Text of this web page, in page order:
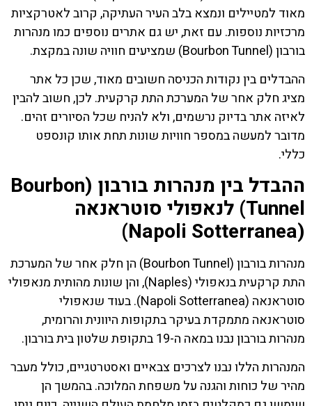
מאוד למטיילים ונמצא בלב העיר העתיקה, קרוב לאטרקציות
מרכזיות נוספות. עם זאת, יש גם אתרים נוספים כמו מנהרות
בורבון (Bourbon Tunnel) שמציעים חוויה שונה במקצת.
ההבדלים בין נקודות הכניסה חשובים מאוד, שכן כל אתר
מציג חלק אחר של המערכת התת קרקעית. לכן, חשוב להבין
לאיזה אתר בדיוק נרשמים, ולא להניח שכל הסיורים זהים.
מדובר למעשה במספר חוויות שונות תחת אותו קונספט
כללי.
ההבדל בין מנהרות בורבון (Bourbon
Tunnel) לנאפולי סוטראנאה
(Napoli Sotterranea)
מנהרות בורבון (Bourbon Tunnel) הן חלק אחר של המערכת
התת קרקעית בנאפולי (Naples), והן שונות מהותית מנאפולי
סוטראנאה (Napoli Sotterranea). בעוד שנאפולי
סוטראנאה מתמקדת בעיקר בתקופות היוונית והרומית,
מנהרות בורבון נבנו במאה ה-19 בתקופת שלטון בית בורבון.
המנהרות הללו נבנו לצרכים צבאיים ואסטרטגיים, כולל מעבר
מהיר של כוחות והגנה על משפחת המלוכה. בהמשך הן